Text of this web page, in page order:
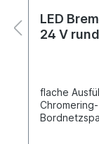
LED
24 V
flache